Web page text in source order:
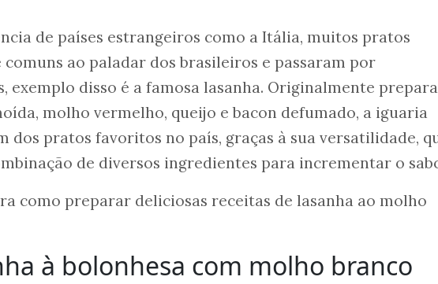
de países estrangeiros como a Itália, muitos pratos
ao paladar dos brasileiros e passaram por
exemplo disso é a famosa lasanha. Originalmente
molho vermelho, queijo e bacon defumado, a iguaria
dos pratos favoritos no país, graças à sua versatilidade,
de diversos ingredientes para incrementar o
como preparar deliciosas receitas de lasanha ao molho
à bolonhesa com molho branco